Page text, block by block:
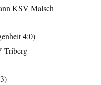
KSV Malsch
4:0)
Triberg